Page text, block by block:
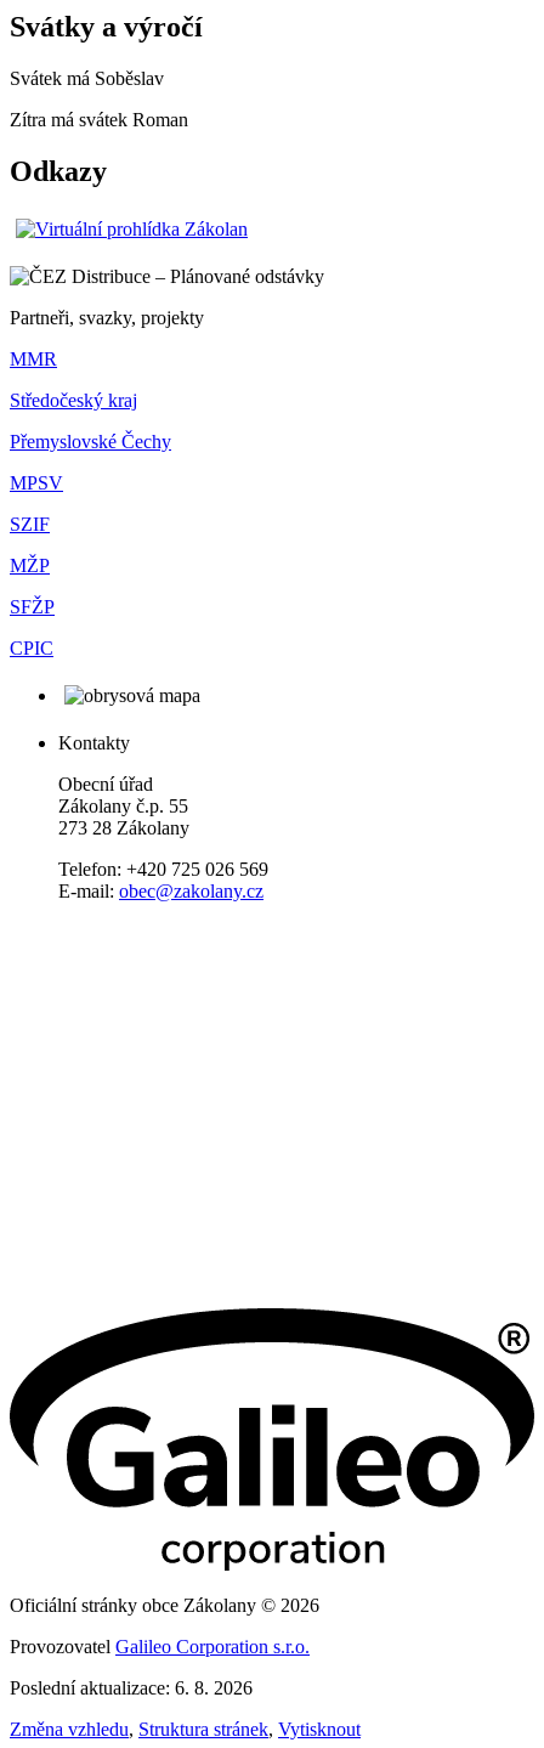
Svátky a výročí
Svátek má Soběslav
Zítra má svátek Roman
Odkazy
Partneři, svazky, projekty
MMR
Středočeský kraj
Přemyslovské Čechy
MPSV
SZIF
MŽP
SFŽP
CPIC
Kontakty
Obecní úřad
Zákolany č.p. 55
273 28 Zákolany
Telefon: +420 725 026 569
E-mail: obec@zakolany.cz
Oficiální stránky obce Zákolany © 2026
Provozovatel Galileo Corporation s.r.o.
Poslední aktualizace: 6. 8. 2026
Změna vzhledu, Struktura stránek, Vytisknout